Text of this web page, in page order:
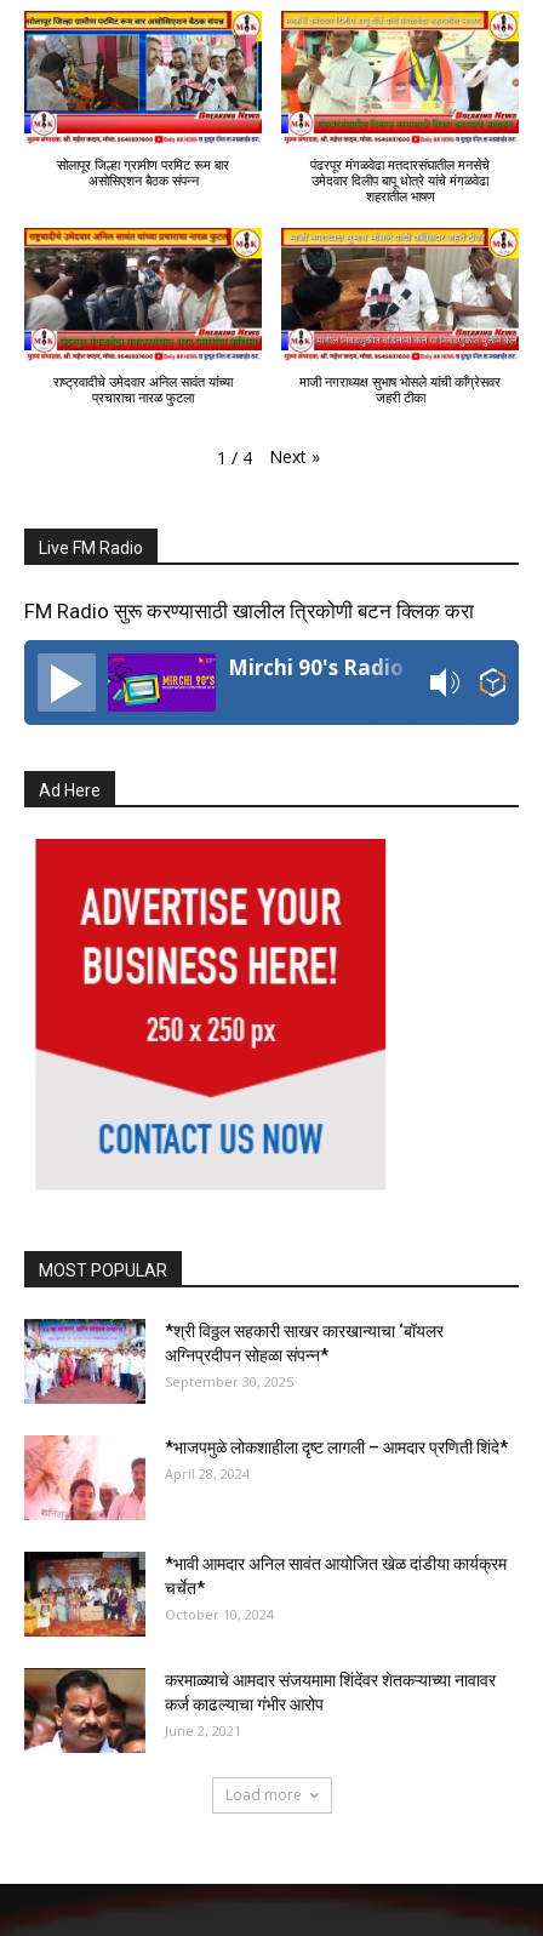
सोलापूर जिल्हा ग्रामीण परमिट रूम बार
असोसिएशन बैठक संपन्न
पंढरपूर मंगळवेढा मतदारसंघातील मनसेचे
उमेदवार दिलीप बापू धोत्रे यांचे मंगळवेढा
शहरातील भाषण
राष्ट्रवादीचे उमेदवार अनिल सावंत यांच्या
प्रचाराचा नारळ फुटला
माजी नगराध्यक्ष सुभाष भोसले यांची काँग्रेसवर
जहरी टीका
1 / 4 Next »
Live FM Radio
FM Radio सुरू करण्यासाठी खालील त्रिकोणी बटन क्लिक करा
Mirchi 90's Radio
Ad Here
MOST POPULAR
*श्री विठ्ठल सहकारी साखर कारखान्याचा ‘बॉयलर
अग्निप्रदीपन सोहळा संपन्न*
September 30, 2025
*भाजपमुळे लोकशाहीला दृष्ट लागली – आमदार प्रणिती शिंदे*
April 28, 2024
*भावी आमदार अनिल सावंत आयोजित खेळ दांडीया कार्यक्रम
चर्चेत*
October 10, 2024
करमाळ्याचे आमदार संजयमामा शिंदेंवर शेतकऱ्याच्या नावावर
कर्ज काढल्याचा गंभीर आरोप
June 2, 2021
Load more